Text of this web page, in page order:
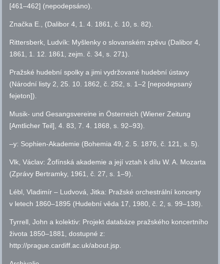
[461–462] (nepodepsáno).
Značka E., (Dalibor 4, 1. 4. 1861,č. 10, s. 82).
Rittersberk, Ludvík: Myšlenky o slovanském zpěvu (Dalibor 4,
1861, 1. 12. 1861, zejm.č. 34, s. 271).
Pražské hudební spolky a jimi vydržované hudební ústavy
(Národní listy 2, 25. 10. 1862,č. 252, s. 1–2 [nepodepsaný
fejeton]).
Musik- und Gesangsvereine in Österreich (Wiener Zeitung
[Amtlicher Teil], 4. 83, 7. 4. 1868, s. 92–93).
–y: Sophien-Akademie (Bohemia 49, 2. 5. 1876,č. 121, s. 5).
Vlk, Václav: Žofínská akademie a její vztah k dílu W. A. Mozarta
(Zprávy Bertramky, 1961,č. 27, s. 1–9).
Lébl, Vladimír – Ludvová, Jitka: Pražské orchestrální koncerty
v letech 1860–1895 (Hudební věda 17, 1980,č. 2, s. 99–138).
Tyrrell, John a kolektiv: Projekt databáze pražského koncertního
života 1850–1881, dostupné z:
http://prague.cardiff.ac.uk/about.jsp.